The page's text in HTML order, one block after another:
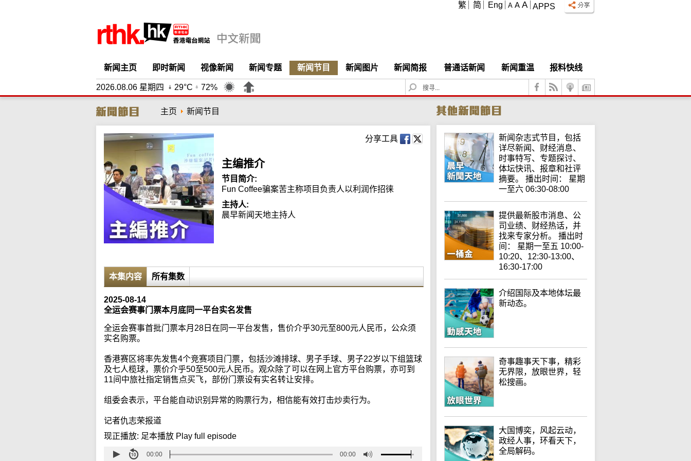
APPS
A A A
繁 简 Eng
新闻主页 即时新闻 视像新闻 新闻专题 新闻节目 新闻图片 新闻简报 普通话新闻 新闻重温 报料快线
2026.08.06 星期四 29°C 72%
S
e
c
h
主页 新闻节目
分享工具
主编推介
节目简介:
Fun Coffee骗案苦主称项目负责人以利润作招徕
主持人:
晨早新闻天地主持人
本集内容 所有集数
2025-08-14
全运会赛事门票本月底同一平台实名发售
全运会赛事首批门票本月28日在同一平台发售，售价介乎30元至800元人民币，公众须
实名购票。
香港赛区将率先发售4个竞赛项目门票，包括沙滩排球、男子手球、男子22岁以下组篮球
及七人榄球，票价介乎50至500元人民币。观众除了可以在网上官方平台购票，亦可到
11间中旅社指定销售点买飞，部份门票设有实名转让安排。
组委会表示，平台能自动识别异常的购票行为，相信能有效打击炒卖行为。
记者仇志荣报道
现正播放: 足本播放 Play full episode
00:00 00:00
新闻杂志式节目，包括
详尽新闻、财经消息、
时事特写、专题探讨、
体坛快讯、报章和社评
摘要。 播出时间： 星期
一至六 06:30-08:00
提供最新股市消息、公
司业绩、财经热话，并
找来专家分析。 播出时
间： 星期一至五 10:00-
10:20、12:30-13:00、
16:30-17:00
介绍国际及本地体坛最
新动态。
奇事趣事天下事，精彩
无界限，放眼世界，轻
松搜画。
大国博奕，风起云动，
政经人事，环看天下，
全局解码。